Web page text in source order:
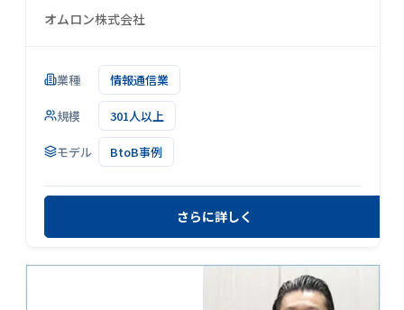
オムロン株式会社
業種 情報通信業
規模 301人以上
モデル BtoB事例
さらに詳しく